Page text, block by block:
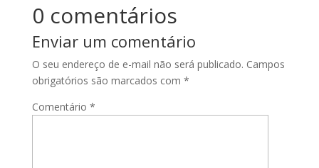
0 comentários
Enviar um comentário
O seu endereço de e-mail não será publicado. Campos
obrigatórios são marcados com *
Comentário *